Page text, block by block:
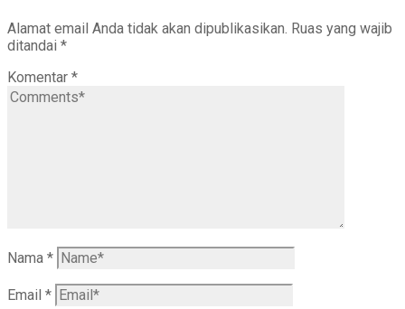
Alamat email Anda tidak akan dipublikasikan. Ruas yang wajib
ditandai *
Komentar *
Nama *
Email *